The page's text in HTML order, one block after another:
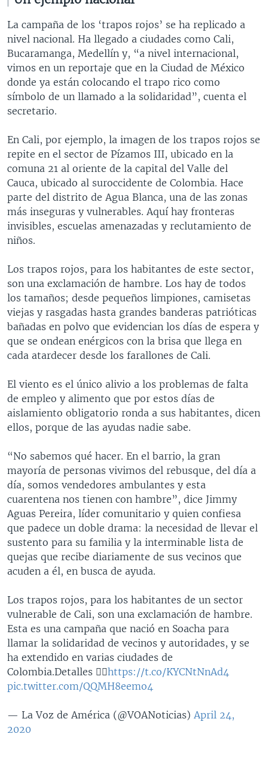
La campaña de los ‘trapos rojos’ se ha replicado a
nivel nacional. Ha llegado a ciudades como Cali,
Bucaramanga, Medellín y, “a nivel internacional,
vimos en un reportaje que en la Ciudad de México
donde ya están colocando el trapo rico como
símbolo de un llamado a la solidaridad”, cuenta el
secretario.
En Cali, por ejemplo, la imagen de los trapos rojos se
repite en el sector de Pízamos III, ubicado en la
comuna 21 al oriente de la capital del Valle del
Cauca, ubicado al suroccidente de Colombia. Hace
parte del distrito de Agua Blanca, una de las zonas
más inseguras y vulnerables. Aquí hay fronteras
invisibles, escuelas amenazadas y reclutamiento de
niños.
Los trapos rojos, para los habitantes de este sector,
son una exclamación de hambre. Los hay de todos
los tamaños; desde pequeños limpiones, camisetas
viejas y rasgadas hasta grandes banderas patrióticas
bañadas en polvo que evidencian los días de espera y
que se ondean enérgicos con la brisa que llega en
cada atardecer desde los farallones de Cali.
El viento es el único alivio a los problemas de falta
de empleo y alimento que por estos días de
aislamiento obligatorio ronda a sus habitantes, dicen
ellos, porque de las ayudas nadie sabe.
“No sabemos qué hacer. En el barrio, la gran
mayoría de personas vivimos del rebusque, del día a
día, somos vendedores ambulantes y esta
cuarentena nos tienen con hambre”, dice Jimmy
Aguas Pereira, líder comunitario y quien confiesa
que padece un doble drama: la necesidad de llevar el
sustento para su familia y la interminable lista de
quejas que recibe diariamente de sus vecinos que
acuden a él, en busca de ayuda.
Los trapos rojos, para los habitantes de un sector
vulnerable de Cali, son una exclamación de hambre.
Esta es una campaña que nació en Soacha para
llamar la solidaridad de vecinos y autoridades, y se
ha extendido en varias ciudades de
Colombia.Detalles 👉🏻https://t.co/KYCNtNnAd4
pic.twitter.com/QQMH8eemo4
— La Voz de América (@VOANoticias) April 24,
2020